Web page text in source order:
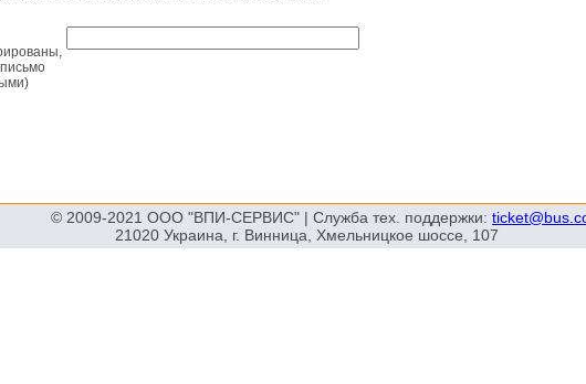
© 2009-2021 ООО "ВПИ-СЕРВИС" | Служба тех. поддержки:
21020 Украина, г. Винница, Хмельницкое шоссе, 107